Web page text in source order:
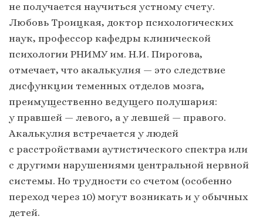
не получается научиться устному счету.
Любовь Троицкая, доктор психологических
наук, профессор кафедры клинической
психологии РНИМУ им. Н.И. Пирогова,
отмечает, что акалькулия — это следствие
дисфункции теменных отделов мозга,
преимущественно ведущего полушария:
у правшей — левого, а у левшей — правого.
Акалькулия встречается у людей
с расстройствами аутистического спектра или
с другими нарушениями центральной нервной
системы. Но трудности со счетом (особенно
переход через 10) могут возникать и у обычных
детей.